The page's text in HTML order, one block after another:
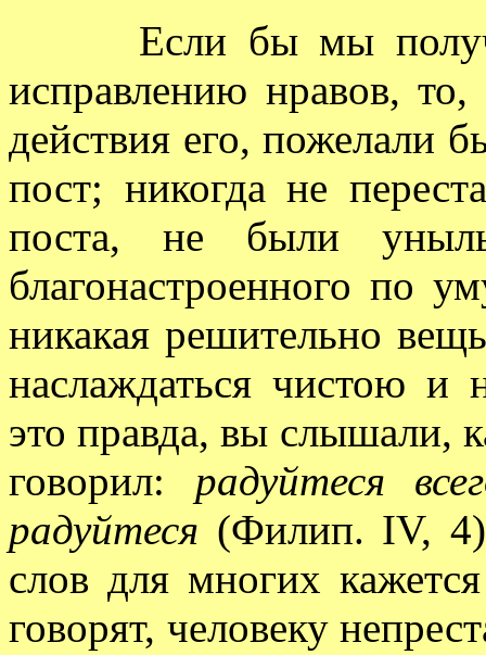
Если бы мы
исправлению нравов,
действия его, пожелали
пост; никогда не
поста, не были
благонастроенного по
никакая решительно
наслаждаться чистою
это правда, вы слышали,
говорил: радуйтеся
радуйтеся (Филип. IV,
слов для многих
говорят, человеку